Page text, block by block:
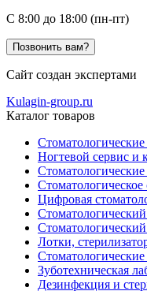
C 8:00 до 18:00 (пн-пт)
Позвонить вам?
Сайт создан экспертами
Kulagin-group.ru
Каталог товаров
Ногтевой сервис и
Стоматологические
Цифровая
Лотки,
Зуботехническая
Дезинфекция и